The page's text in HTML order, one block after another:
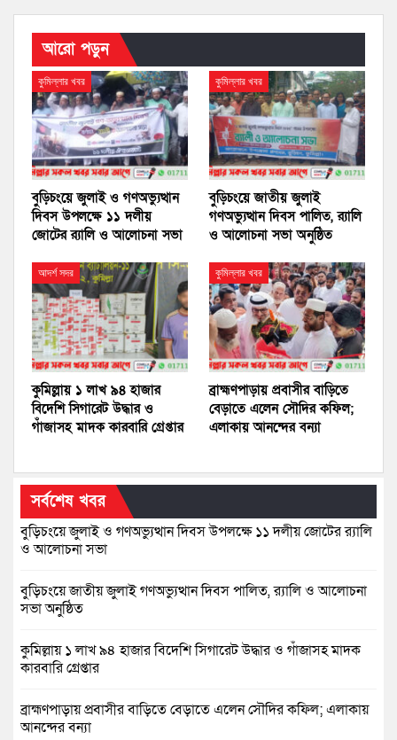
আরো পড়ুন
কুমিল্লার খবর
বুড়িচংয়ে জুলাই ও গণঅভ্যুত্থান
দিবস উপলক্ষে ১১ দলীয়
জোটের র‍্যালি ও আলোচনা সভা
কুমিল্লার খবর
বুড়িচংয়ে জাতীয় জুলাই
গণঅভ্যুত্থান দিবস পালিত, র‍্যালি
ও আলোচনা সভা অনুষ্ঠিত
আদর্শ সদর
কুমিল্লায় ১ লাখ ৯৪ হাজার
বিদেশি সিগারেট উদ্ধার ও
গাঁজাসহ মাদক কারবারি গ্রেপ্তার
কুমিল্লার খবর
ব্রাহ্মণপাড়ায় প্রবাসীর বাড়িতে
বেড়াতে এলেন সৌদির কফিল;
এলাকায় আনন্দের বন্যা
সর্বশেষ খবর
বুড়িচংয়ে জুলাই ও গণঅভ্যুত্থান দিবস উপলক্ষে ১১ দলীয় জোটের র‍্যালি
ও আলোচনা সভা
বুড়িচংয়ে জাতীয় জুলাই গণঅভ্যুত্থান দিবস পালিত, র‍্যালি ও আলোচনা
সভা অনুষ্ঠিত
কুমিল্লায় ১ লাখ ৯৪ হাজার বিদেশি সিগারেট উদ্ধার ও গাঁজাসহ মাদক
কারবারি গ্রেপ্তার
ব্রাহ্মণপাড়ায় প্রবাসীর বাড়িতে বেড়াতে এলেন সৌদির কফিল; এলাকায়
আনন্দের বন্যা